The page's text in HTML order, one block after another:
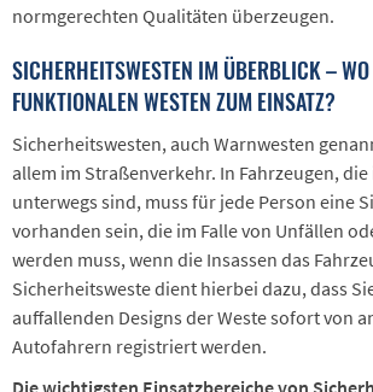
normgerechten Qualitäten überzeugen.
SICHERHEITSWESTEN IM ÜBERBLICK –
FUNKTIONALEN WESTEN ZUM EINSATZ?
Sicherheitswesten, auch Warnwesten
allem im Straßenverkehr. In Fahrzeugen,
unterwegs sind, muss für jede Person eine
vorhanden sein, die im Falle von Unfällen
werden muss, wenn die Insassen das
Sicherheitsweste dient hierbei dazu, dass
auffallenden Designs der Weste sofort von
Autofahrern registriert werden.